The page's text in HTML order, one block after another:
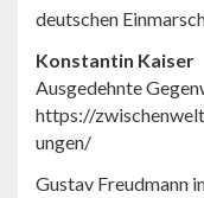
deutschen
Konstantin Kaiser
Ausgedehnte
https://
ungen/
Gustav Freudmann